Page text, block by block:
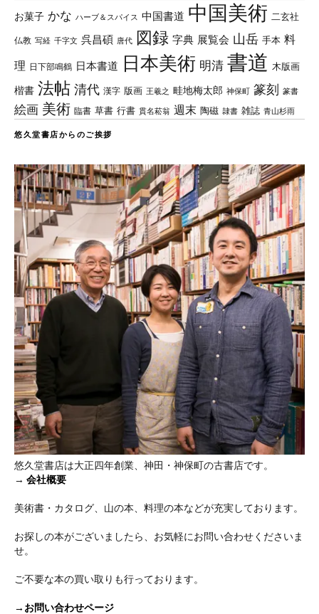
お菓子 かな ハーブ＆スパイス 中国書道 中国美術 二玄社
仏教 写経 千字文 呉昌碩 唐代 図録 字典 展覧会 山岳 手本 料
理 日下部鳴鶴 日本書道 日本美術 明清 書道 木版画
楷書 法帖 清代 漢字 版画 王羲之 畦地梅太郎 神保町 篆刻 篆書
絵画 美術 臨書 草書 行書 貫名菘翁 週末 陶磁 隷書 雑誌 青山杉雨
悠久堂書店からのご挨拶
悠久堂書店は大正四年創業、神田・神保町の古書店です。
→ 会社概要
美術書・カタログ、山の本、料理の本などが充実しております。
お探しの本がございましたら、お気軽にお問い合わせくださいま
せ。
ご不要な本の買い取りも行っております。
→お問い合わせページ